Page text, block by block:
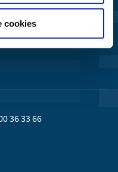
cookies
36 33 66